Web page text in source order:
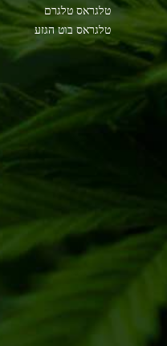
טלגראס טלגרם
טלגראס בוט הגזע